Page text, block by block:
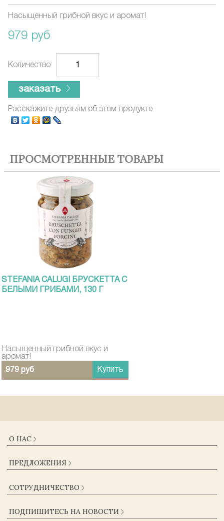
Насыщенный грибной вкус и аромат!
979 руб
Количество
заказать
Расскажите друзьям об этом продукте
ПРОСМОТРЕННЫЕ ТОВАРЫ
STEFANIA CALUGI БРУСКЕТТА С
БЕЛЫМИ ГРИБАМИ, 130 Г
Насыщенный грибной вкус и
аромат!
979 руб
Купить
О НАС
ДОСТАВКА И ОПЛАТА
ЖУРНАЛ
КОНТАКТЫ
ПОЛЬЗОВАТЕЛЬСКОЕ СОГЛАШЕНИЕ
ПРЕДЛОЖЕНИЯ
СОТРУДНИЧЕСТВО
ПОСТАВЩИКАМ
ПОДПИШИТЕСЬ НА НОВОСТИ